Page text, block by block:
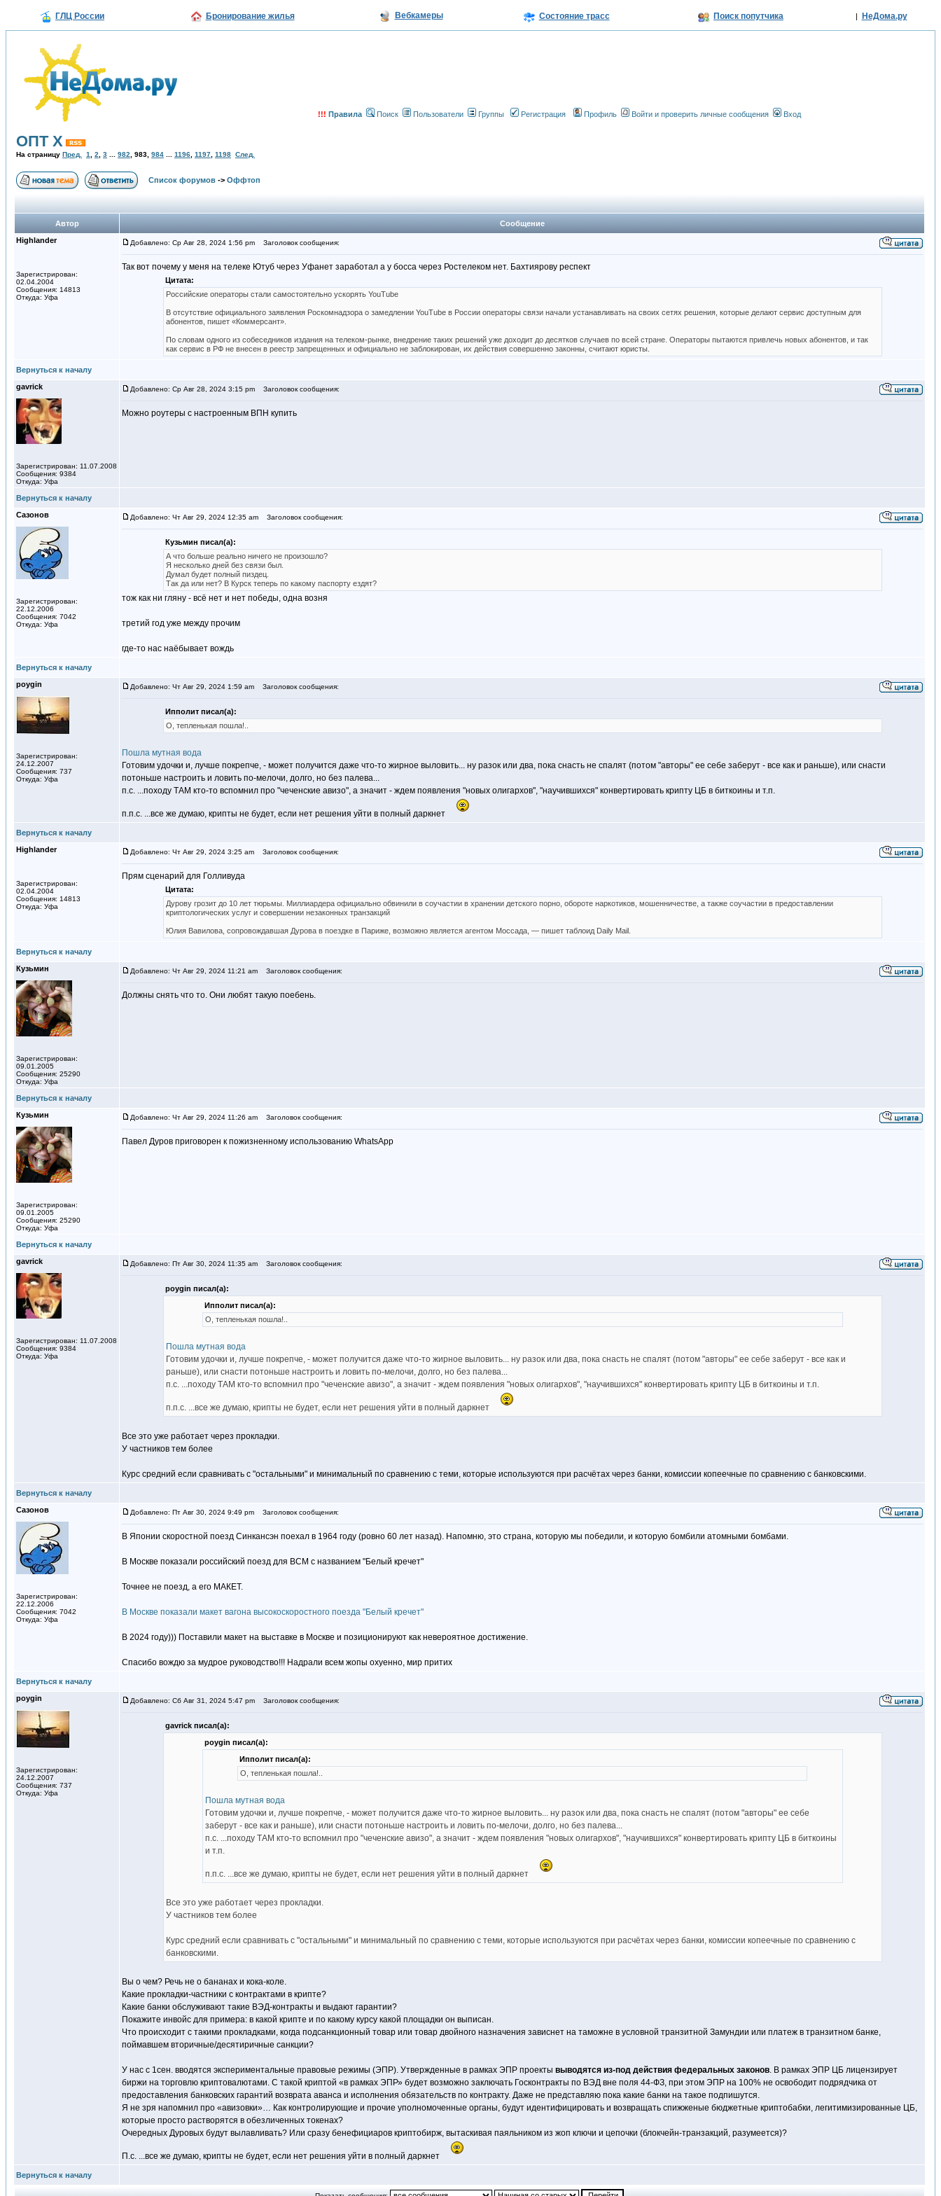
ГЛЦ России Бронирование жилья Вебкамеры Состояние трасс Поиск попутчика | НеДома.ру
!!! Правила Поиск Пользователи Группы Регистрация Профиль Войти и проверить личные сообщения Вход
ОПТ Х
На страницу Пред. 1 2 3 982 983 984 1196 1197 1198 След.
Список форумов -> Оффтоп
Автор
Сообщение
Highlander
Зарегистрирован:
02.04.2004
Сообщения: 14813
Откуда: Уфа
Добавлено: Ср Авг 28, 2024 1:56 pm Заголовок сообщения:
Так вот почему у меня на телеке Ютуб через Уфанет заработал а у босса через Ростелеком нет. Бахтиярову респект
Цитата:
Российские операторы стали самостоятельно ускорять YouTube
В отсутствие официального заявления Роскомнадзора о замедлении YouTube в России операторы связи начали устанавливать на своих сетях решения, которые делают сервис доступным для
абонентов, пишет «Коммерсант».
По словам одного из собеседников издания на телеком-рынке, внедрение таких решений уже доходит до десятков случаев по всей стране. Операторы пытаются привлечь новых абонентов, и так
как сервис в РФ не внесен в реестр запрещенных и официально не заблокирован, их действия совершенно законны, считают юристы.
Вернуться к началу
gavrick
Зарегистрирован: 11.07.2008
Сообщения: 9384
Откуда: Уфа
Добавлено: Ср Авг 28, 2024 3:15 pm Заголовок сообщения:
Можно роутеры с настроенным ВПН купить
Вернуться к началу
Сазонов
Зарегистрирован:
22.12.2006
Сообщения: 7042
Откуда: Уфа
Добавлено: Чт Авг 29, 2024 12:35 am Заголовок сообщения:
Кузьмин писал(а):
А что больше реально ничего не произошло?
Я несколько дней без связи был.
Думал будет полный пиздец.
Так да или нет? В Курск теперь по какому паспорту ездят?
тож как ни гляну - всё нет и нет победы, одна возня
третий год уже между прочим
где-то нас наёбывает вождь
Вернуться к началу
poygin
Зарегистрирован:
24.12.2007
Сообщения: 737
Откуда: Уфа
Добавлено: Чт Авг 29, 2024 1:59 am Заголовок сообщения:
Ипполит писал(а):
О, тепленькая пошла!..
Пошла мутная вода
Готовим удочки и, лучше покрепче, - может получится даже что-то жирное выловить... ну разок или два, пока снасть не спалят (потом "авторы" ее себе заберут - все как и раньше), или снасти
потоньше настроить и ловить по-мелочи, долго, но без палева...
п.с. ...походу ТАМ кто-то вспомнил про "чеченские авизо", а значит - ждем появления "новых олигархов", "научившихся" конвертировать крипту ЦБ в биткоины и т.п.
п.п.с. ...все же думаю, крипты не будет, если нет решения уйти в полный даркнет
Вернуться к началу
Highlander
Зарегистрирован:
02.04.2004
Сообщения: 14813
Откуда: Уфа
Добавлено: Чт Авг 29, 2024 3:25 am Заголовок сообщения:
Прям сценарий для Голливуда
Цитата:
Дурову грозит до 10 лет тюрьмы. Миллиардера официально обвинили в соучастии в хранении детского порно, обороте наркотиков, мошенничестве, а также соучастии в предоставлении
криптологических услуг и совершении незаконных транзакций
Юлия Вавилова, сопровождавшая Дурова в поездке в Париже, возможно является агентом Моссада, — пишет таблоид Daily Mail.
Вернуться к началу
Кузьмин
Зарегистрирован:
09.01.2005
Сообщения: 25290
Откуда: Уфа
Добавлено: Чт Авг 29, 2024 11:21 am Заголовок сообщения:
Должны снять что то. Они любят такую поебень.
Вернуться к началу
Кузьмин
Зарегистрирован:
09.01.2005
Сообщения: 25290
Откуда: Уфа
Добавлено: Чт Авг 29, 2024 11:26 am Заголовок сообщения:
️Павел Дуров приговорен к пожизненному использованию WhatsApp
Вернуться к началу
gavrick
Зарегистрирован: 11.07.2008
Сообщения: 9384
Откуда: Уфа
Добавлено: Пт Авг 30, 2024 11:35 am Заголовок сообщения:
poygin писал(а):
Ипполит писал(а):
О, тепленькая пошла!..
Пошла мутная вода
Готовим удочки и, лучше покрепче, - может получится даже что-то жирное выловить... ну разок или два, пока снасть не спалят (потом "авторы" ее себе заберут - все как и
раньше), или снасти потоньше настроить и ловить по-мелочи, долго, но без палева...
п.с. ...походу ТАМ кто-то вспомнил про "чеченские авизо", а значит - ждем появления "новых олигархов", "научившихся" конвертировать крипту ЦБ в биткоины и т.п.
п.п.с. ...все же думаю, крипты не будет, если нет решения уйти в полный даркнет
Все это уже работает через прокладки.
У частников тем более
Курс средний если сравнивать с "остальными" и минимальный по сравнению с теми, которые используются при расчётах через банки, комиссии копеечные по сравнению с банковскими.
Вернуться к началу
Сазонов
Зарегистрирован:
22.12.2006
Сообщения: 7042
Откуда: Уфа
Добавлено: Пт Авг 30, 2024 9:49 pm Заголовок сообщения:
В Японии скоростной поезд Синкансэн поехал в 1964 году (ровно 60 лет назад). Напомню, это страна, которую мы победили, и которую бомбили атомными бомбами.
В Москве показали российский поезд для ВСМ с названием "Белый кречет"
Точнее не поезд, а его МАКЕТ.
В Москве показали макет вагона высокоскоростного поезда "Белый кречет"
В 2024 году))) Поставили макет на выставке в Москве и позиционируют как невероятное достижение.
Спасибо вождю за мудрое руководство!!! Надрали всем жопы охуенно, мир притих
Вернуться к началу
poygin
Зарегистрирован:
24.12.2007
Сообщения: 737
Откуда: Уфа
Добавлено: Сб Авг 31, 2024 5:47 pm Заголовок сообщения:
gavrick писал(а):
poygin писал(а):
Ипполит писал(а):
О, тепленькая пошла!..
Пошла мутная вода
Готовим удочки и, лучше покрепче, - может получится даже что-то жирное выловить... ну разок или два, пока снасть не спалят (потом "авторы" ее себе
заберут - все как и раньше), или снасти потоньше настроить и ловить по-мелочи, долго, но без палева...
п.с. ...походу ТАМ кто-то вспомнил про "чеченские авизо", а значит - ждем появления "новых олигархов", "научившихся" конвертировать крипту ЦБ в биткоины
и т.п.
п.п.с. ...все же думаю, крипты не будет, если нет решения уйти в полный даркнет
Все это уже работает через прокладки.
У частников тем более
Курс средний если сравнивать с "остальными" и минимальный по сравнению с теми, которые используются при расчётах через банки, комиссии копеечные по сравнению с
банковскими.
Вы о чем? Речь не о бананах и кока-коле.
Какие прокладки-частники с контрактами в крипте?
Какие банки обслуживают такие ВЭД-контракты и выдают гарантии?
Покажите инвойс для примера: в какой крипте и по какому курсу какой площадки он выписан.
Что происходит с такими прокладками, когда подсанкционный товар или товар двойного назначения зависнет на таможне в условной транзитной Замундии или платеж в транзитном банке,
поймавшем вторичные/десятиричные санкции?
У нас с 1сен. вводятся экспериментальные правовые режимы (ЭПР). Утвержденные в рамках ЭПР проекты выводятся из-под действия федеральных законов. В рамках ЭПР ЦБ лицензирует
биржи на торговлю криптовалютами. С такой криптой «в рамках ЭПР» будет возможно заключать Госконтракты по ВЭД вне поля 44-ФЗ, при этом ЭПР на 100% не освободит подрядчика от
предоставления банковских гарантий возврата аванса и исполнения обязательств по контракту. Даже не представляю пока какие банки на такое подпишутся.
Я не зря напомнил про «авизовки»… Как контролирующие и прочие уполномоченные органы, будут идентифицировать и возвращать спижженые бюджетные криптобабки, легитимизированные ЦБ,
которые просто растворятся в обезличенных токенах?
Очередных Дуровых будут вылавливать? Или сразу бенефициаров криптобирж, вытаскивая паяльником из жоп ключи и цепочки (блокчейн-транзакций, разумеется)?
П.с. ...все же думаю, крипты не будет, если нет решения уйти в полный даркнет
Вернуться к началу